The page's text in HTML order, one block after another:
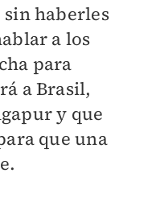
haberles
a los
para
a Brasil,
y que
que una